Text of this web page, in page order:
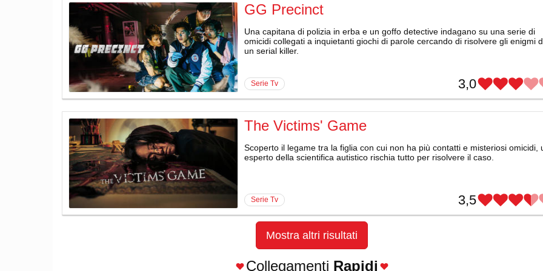
GG Precinct
Una capitana di polizia in erba e un goffo detective indagano su una serie di
omicidi collegati a inquietanti giochi di parole cercando di risolvere gli enigmi
un serial killer.
serie Tv 3,0
The Victims' Game
Scoperto il legame tra la figlia con cui non ha più contatti e misteriosi omicidi,
esperto della scientifica autistico rischia tutto per risolvere il caso.
serie Tv 3,5
Mostra altri risultati
Collegamenti Rapidi